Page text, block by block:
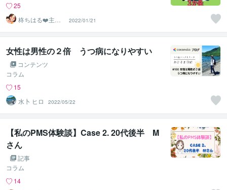
25
柊ちはる❤️主婦
のお悩み相談Ro
om❤️
2022/01/21
女性は男性の２倍 うつ病になりやすい
コンテンツ
コラム
15
水卜 ヒロ
2022/05/22
【私のPMS体験談】Case 2. 20代後半 M
さん
記事
コラム
14